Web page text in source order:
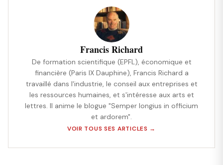
Francis Richard
De formation scientifique (EPFL), économique et
financière (Paris IX Dauphine), Francis Richard a
travaillé dans l'industrie, le conseil aux entreprises et
les ressources humaines, et s'intéresse aux arts et
lettres. Il anime le blogue "Semper longius in officium
et ardorem".
VOIR TOUS SES ARTICLES →